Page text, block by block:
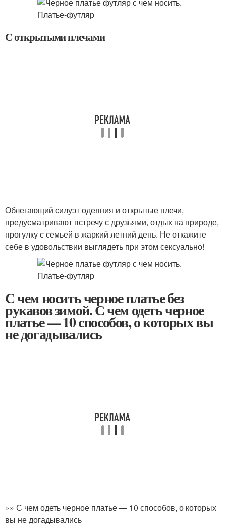
С открытыми плечами
Облегающий силуэт одеяния и открытые плечи,
предусматривают встречу с друзьями, отдых на природе,
прогулку с семьей в жаркий летний день. Не откажите
себе в удовольствии выглядеть при этом сексуально!
С чем носить черное платье без
рукавов зимой. С чем одеть черное
платье — 10 способов, о которых вы
не догадывались
»» С чем одеть черное платье — 10 способов, о которых
вы не догадывались